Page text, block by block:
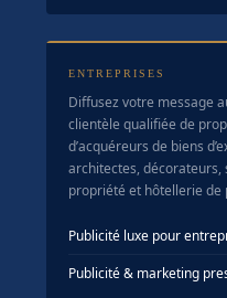
ENTREPRISES
Diffusez votre message
clientèle qualifiée de
d’acquéreurs de biens
architectes, décorateurs,
propriété et hôtellerie de
Publicité luxe pour
Publicité & marketing